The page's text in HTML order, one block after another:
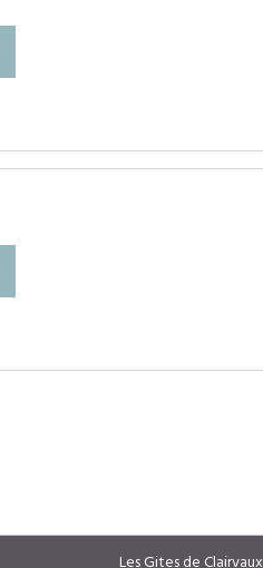
Les Gites de Clairvaux